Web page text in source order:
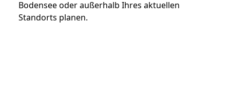
Bodensee oder außerhalb Ihres aktuellen
Standorts planen.